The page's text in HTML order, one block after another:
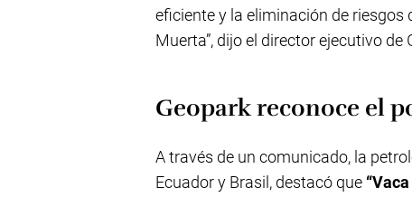
eficiente y la eliminación de
Muerta”, dijo el director ejecutivo de
Geopark reconoce el
A través de un comunicado, la
Ecuador y Brasil, destacó que